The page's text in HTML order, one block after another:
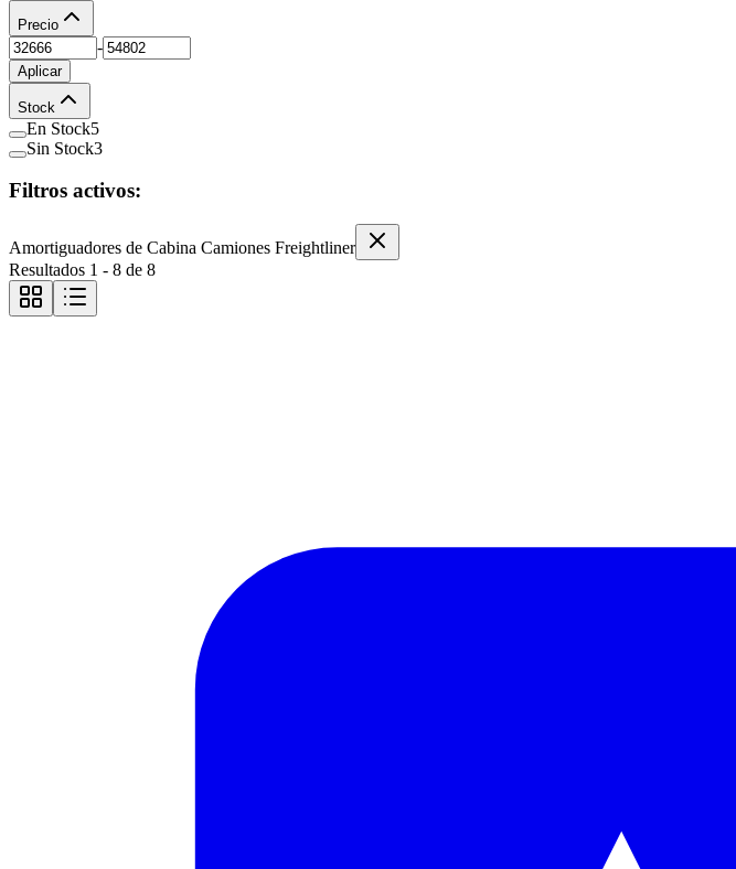
Precio
-
Aplicar
Stock
En Stock5
Sin Stock3
Filtros activos:
Amortiguadores de Cabina Camiones Freightliner
Resultados 1 - 8 de 8